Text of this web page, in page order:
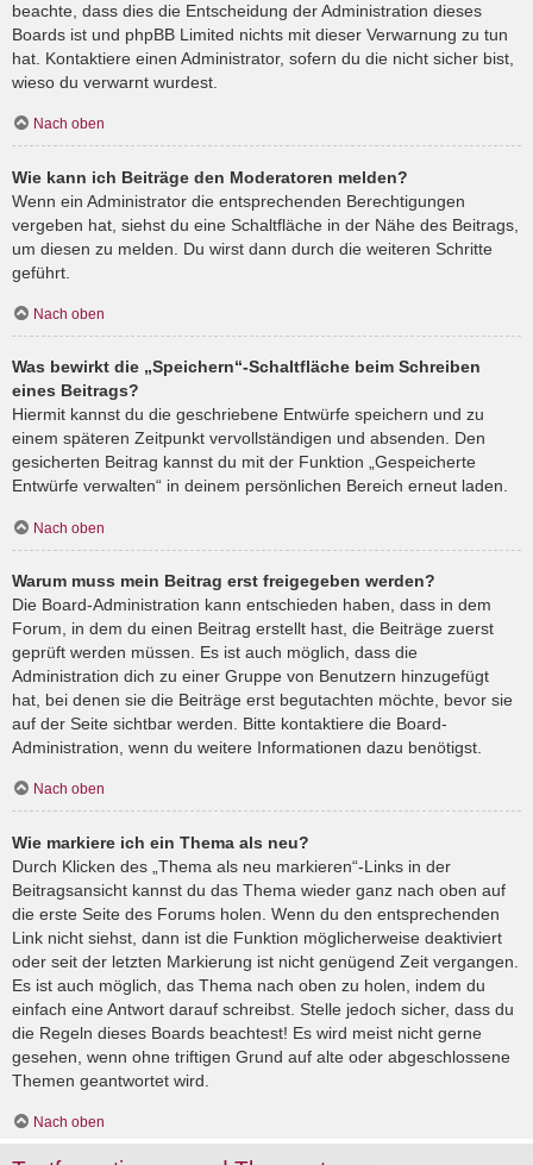
beachte, dass dies die Entscheidung der Administration dieses
Boards ist und phpBB Limited nichts mit dieser Verwarnung zu tun
hat. Kontaktiere einen Administrator, sofern du die nicht sicher bist,
wieso du verwarnt wurdest.
Nach oben
Wie kann ich Beiträge den Moderatoren melden?
Wenn ein Administrator die entsprechenden Berechtigungen
vergeben hat, siehst du eine Schaltfläche in der Nähe des Beitrags,
um diesen zu melden. Du wirst dann durch die weiteren Schritte
geführt.
Nach oben
Was bewirkt die „Speichern“-Schaltfläche beim Schreiben
eines Beitrags?
Hiermit kannst du die geschriebene Entwürfe speichern und zu
einem späteren Zeitpunkt vervollständigen und absenden. Den
gesicherten Beitrag kannst du mit der Funktion „Gespeicherte
Entwürfe verwalten“ in deinem persönlichen Bereich erneut laden.
Nach oben
Warum muss mein Beitrag erst freigegeben werden?
Die Board-Administration kann entschieden haben, dass in dem
Forum, in dem du einen Beitrag erstellt hast, die Beiträge zuerst
geprüft werden müssen. Es ist auch möglich, dass die
Administration dich zu einer Gruppe von Benutzern hinzugefügt
hat, bei denen sie die Beiträge erst begutachten möchte, bevor sie
auf der Seite sichtbar werden. Bitte kontaktiere die Board-
Administration, wenn du weitere Informationen dazu benötigst.
Nach oben
Wie markiere ich ein Thema als neu?
Durch Klicken des „Thema als neu markieren“-Links in der
Beitragsansicht kannst du das Thema wieder ganz nach oben auf
die erste Seite des Forums holen. Wenn du den entsprechenden
Link nicht siehst, dann ist die Funktion möglicherweise deaktiviert
oder seit der letzten Markierung ist nicht genügend Zeit vergangen.
Es ist auch möglich, das Thema nach oben zu holen, indem du
einfach eine Antwort darauf schreibst. Stelle jedoch sicher, dass du
die Regeln dieses Boards beachtest! Es wird meist nicht gerne
gesehen, wenn ohne triftigen Grund auf alte oder abgeschlossene
Themen geantwortet wird.
Nach oben